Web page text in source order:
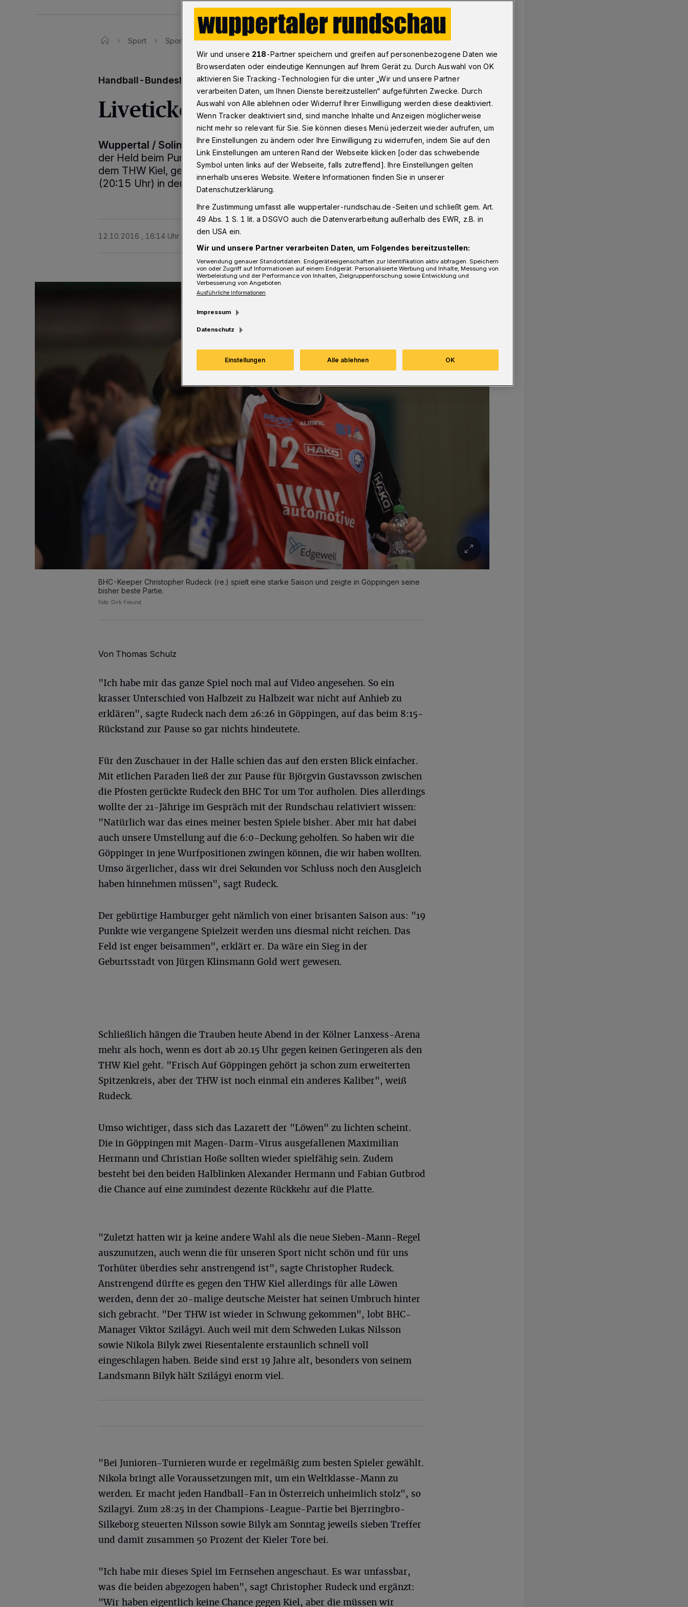
Sport Sporttexte Liveticker: BHC - THW Kiel
Handball-Bundesliga: Mittwoch (20:15 Uhr) in Köln
Liveticker: BHC - THW Kiel
Wuppertal / Solingen / Köln·BHC-Keeper Christopher Rudeck war
der Held beim Punktgewinn in Göppingen. Jetzt hat er Respekt vor
dem THW Kiel, gegen den der Handball-Bundesligist am Mittwoch
(20:15 Uhr) in der Kölner Lanxess-Arena spielt.
12.10.2016 , 16:14 Uhr 3 Minuten Lesezeit
BHC-Keeper Christopher Rudeck (re.) spielt eine starke Saison und zeigte in Göppingen seine
bisher beste Partie.
Foto: Dirk Freund
Von Thomas Schulz
"Ich habe mir das ganze Spiel noch mal auf Video angesehen. So ein
krasser Unterschied von Halbzeit zu Halbzeit war nicht auf Anhieb zu
erklären", sagte Rudeck nach dem 26:26 in Göppingen, auf das beim 8:15-
Rückstand zur Pause so gar nichts hindeutete.
Für den Zuschauer in der Halle schien das auf den ersten Blick einfacher.
Mit etlichen Paraden ließ der zur Pause für Björgvin Gustavsson zwischen
die Pfosten gerückte Rudeck den BHC Tor um Tor aufholen. Dies allerdings
wollte der 21-Jährige im Gespräch mit der Rundschau relativiert wissen:
"Natürlich war das eines meiner besten Spiele bisher. Aber mir hat dabei
auch unsere Umstellung auf die 6:0-Deckung geholfen. So haben wir die
Göppinger in jene Wurfpositionen zwingen können, die wir haben wollten.
Umso ärgerlicher, dass wir drei Sekunden vor Schluss noch den Ausgleich
haben hinnehmen müssen", sagt Rudeck.
Der gebürtige Hamburger geht nämlich von einer brisanten Saison aus: "19
Punkte wie vergangene Spielzeit werden uns diesmal nicht reichen. Das
Feld ist enger beisammen", erklärt er. Da wäre ein Sieg in der
Geburtsstadt von Jürgen Klinsmann Gold wert gewesen.
Schließlich hängen die Trauben heute Abend in der Kölner Lanxess-Arena
mehr als hoch, wenn es dort ab 20.15 Uhr gegen keinen Geringeren als den
THW Kiel geht. "Frisch Auf Göppingen gehört ja schon zum erweiterten
Spitzenkreis, aber der THW ist noch einmal ein anderes Kaliber", weiß
Rudeck.
Umso wichtiger, dass sich das Lazarett der "Löwen" zu lichten scheint.
Die in Göppingen mit Magen-Darm-Virus ausgefallenen Maximilian
Hermann und Christian Hoße sollten wieder spielfähig sein. Zudem
besteht bei den beiden Halblinken Alexander Hermann und Fabian Gutbrod
die Chance auf eine zumindest dezente Rückkehr auf die Platte.
"Zuletzt hatten wir ja keine andere Wahl als die neue Sieben-Mann-Regel
auszunutzen, auch wenn die für unseren Sport nicht schön und für uns
Torhüter überdies sehr anstrengend ist", sagte Christopher Rudeck.
Anstrengend dürfte es gegen den THW Kiel allerdings für alle Löwen
werden, denn der 20-malige deutsche Meister hat seinen Umbruch hinter
sich gebracht. "Der THW ist wieder in Schwung gekommen", lobt BHC-
Manager Viktor Szilágyi. Auch weil mit dem Schweden Lukas Nilsson
sowie Nikola Bilyk zwei Riesentalente erstaunlich schnell voll
eingeschlagen haben. Beide sind erst 19 Jahre alt, besonders von seinem
Landsmann Bilyk hält Szilágyi enorm viel.
"Bei Junioren-Turnieren wurde er regelmäßig zum besten Spieler gewählt.
Nikola bringt alle Voraussetzungen mit, um ein Weltklasse-Mann zu
werden. Er macht jeden Handball-Fan in Österreich unheimlich stolz", so
Szilagyi. Zum 28:25 in der Champions-League-Partie bei Bjerringbro-
Silkeborg steuerten Nilsson sowie Bilyk am Sonntag jeweils sieben Treffer
und damit zusammen 50 Prozent der Kieler Tore bei.
"Ich habe mir dieses Spiel im Fernsehen angeschaut. Es war unfassbar,
was die beiden abgezogen haben", sagt Christopher Rudeck und ergänzt:
"Wir haben eigentlich keine Chance gegen Kiel, aber die müssen wir
Wir und unsere 218-Partner speichern und greifen auf personenbezogene Daten wie
Browserdaten oder eindeutige Kennungen auf Ihrem Gerät zu. Durch Auswahl von OK
aktivieren Sie Tracking-Technologien für die unter „Wir und unsere Partner
verarbeiten Daten, um Ihnen Dienste bereitzustellen“ aufgeführten Zwecke. Durch
Auswahl von Alle ablehnen oder Widerruf Ihrer Einwilligung werden diese deaktiviert.
Wenn Tracker deaktiviert sind, sind manche Inhalte und Anzeigen möglicherweise
nicht mehr so relevant für Sie. Sie können dieses Menü jederzeit wieder aufrufen, um
Ihre Einstellungen zu ändern oder Ihre Einwilligung zu widerrufen, indem Sie auf den
Link Einstellungen am unteren Rand der Webseite klicken [oder das schwebende
Symbol unten links auf der Webseite, falls zutreffend]. Ihre Einstellungen gelten
innerhalb unseres Website. Weitere Informationen finden Sie in unserer
Datenschutzerklärung.
Ihre Zustimmung umfasst alle wuppertaler-rundschau.de-Seiten und schließt gem. Art.
49 Abs. 1 S. 1 lit. a DSGVO auch die Datenverarbeitung außerhalb des EWR, z.B. in
den USA ein.
Wir und unsere Partner verarbeiten Daten, um Folgendes bereitzustellen:
Verwendung genauer Standortdaten. Endgeräteeigenschaften zur Identifikation aktiv abfragen. Speichern
von oder Zugriff auf Informationen auf einem Endgerät. Personalisierte Werbung und Inhalte, Messung von
Werbeleistung und der Performance von Inhalten, Zielgruppenforschung sowie Entwicklung und
Verbesserung von Angeboten.
Ausführliche Informationen
Impressum
Datenschutz
Einstellungen Alle ablehnen OK